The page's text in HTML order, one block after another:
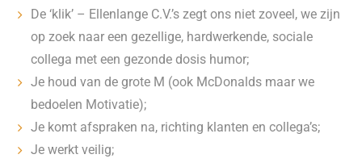
De ‘klik’ – Ellenlange C.V.’s zegt ons niet zoveel, we zijn
op zoek naar een gezellige, hardwerkende, sociale
collega met een gezonde dosis humor;
Je houd van de grote M (ook McDonalds maar we
bedoelen Motivatie);
Je komt afspraken na, richting klanten en collega’s;
Je werkt veilig;